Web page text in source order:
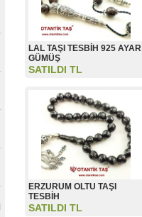
LAL TAŞI TESBİH 925 AYAR
GÜMÜŞ
SATILDI TL
ERZURUM OLTU TAŞI
TESBİH
SATILDI TL